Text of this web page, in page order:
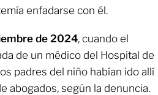
enfadarse con él.
de 2024, cuando el
de un médico del Hospital de
padres del niño habían ido allí
abogados, según la denuncia.